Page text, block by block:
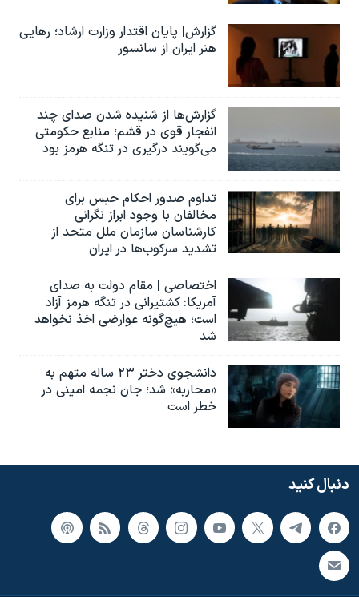
گزارش| پایان اقتدار وزارت ارشاد؛ رهایی
هنر ایران از سانسور
گزارش‌ها از شنیده شدن صدای چند
انفجار قوی در قشم؛ منابع حکومتی
می‌گویند درگیری در تنگه هرمز بود
تداوم صدور احکام حبس برای
مخالفان با وجود ابراز نگرانی
کارشناسان سازمان ملل متحد از
تشدید سرکوب‌ها در ایران
اختصاصی | مقام دولت به صدای
آمریکا: کشتیرانی در تنگه هرمز آزاد
است؛ هیچ‌گونه عوارضی اخذ نخواهد
شد
دانشجوی دختر ۲۳ ساله متهم به
«محاربه» شد؛ جان نجمه امینی در
خطر است
دنبال کنید